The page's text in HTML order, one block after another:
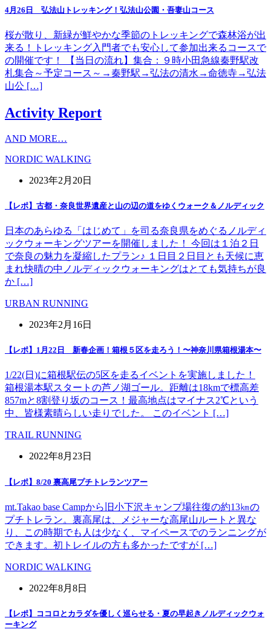
4月26日 弘法山トレッキング！弘法山公園・吾妻山コース
桜が散り、新緑が鮮やかな季節のトレッキングで森林浴が出
来る！トレッキング入門者でも安心して参加出来るコースで
の開催です！ 【当日の流れ】集合：９時小田急線秦野駅改
札集合～予定コース～→秦野駅→弘法の清水→命徳寺→弘法
山公 […]
Activity Report
AND MORE…
NORDIC WALKING
2023年2月20日
【レポ】古都・奈良世界遺産と山の辺の道をゆくウォーク＆ノルディック
日本のあらゆる「はじめて」を司る奈良県をめぐるノルディ
ックウォーキングツアーを開催しました！ 今回は１泊２日
で奈良の魅力を凝縮したプラン♪ １日目２日目とも天候に恵
まれ快晴の中ノルディックウォーキングはとても気持ちが良
か […]
URBAN RUNNING
2023年2月16日
【レポ】1月22日 新春企画！箱根５区を走ろう！〜神奈川県箱根湯本〜
1/22(日)に箱根駅伝の5区を走るイベントを実施しました！
箱根湯本駅スタートの芦ノ湖ゴール。距離は18kmで標高差
857mと8割登り坂のコース！最高地点はマイナス2℃という
中、皆様素晴らしい走りでした。 このイベント […]
TRAIL RUNNING
2022年8月23日
【レポ】8/20 裏高尾プチトレランツアー
mt.Takao base Campから旧小下沢キャンプ場往復の約13㎞の
プチトレラン。裏高尾は、メジャーな高尾山ルートと異な
り、この時期でも人は少なく、マイペースでのランニングが
できます。初トレイルの方も多かったですが […]
NORDIC WALKING
2022年8月8日
【レポ】ココロとカラダを優しく巡らせる・夏の早起きノルディックウォ
ーキング